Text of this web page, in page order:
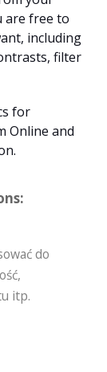
are free to
including
filter
for
Online and
do
itp.